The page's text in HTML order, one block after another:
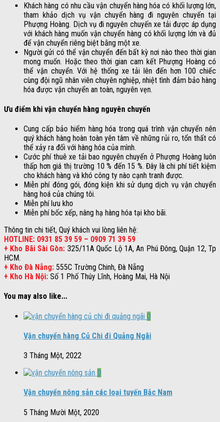
Khách hàng có nhu cầu vận chuyển hàng hóa có khối lượng lớn,
tham khảo dịch vụ vận chuyển hàng đi nguyên chuyến tại
Phượng Hoàng. Dịch vụ đi nguyên chuyến xe tải được áp dụng
với khách hàng muốn vận chuyển hàng có khối lượng lớn và đủ
để vận chuyển riêng biệt bằng một xe.
Người gửi có thể vận chuyển đến bất kỳ nơi nào theo thời gian
mong muốn. Hoặc theo thời gian cam kết Phượng Hoàng có
thể vận chuyển. Với hệ thống xe tải lên đến hơn 100 chiếc
cùng đội ngũ nhân viên chuyên nghiệp, nhiệt tình đảm bảo hàng
hóa được vận chuyển an toàn, nguyên vẹn.
Ưu điểm khi vận chuyển hàng nguyên chuyến
Cung cấp bảo hiểm hàng hóa trong quá trình vận chuyển nên
quý khách hàng hoàn toàn yên tâm về những rủi ro, tổn thất có
thể xảy ra đối với hàng hóa của mình.
Cước phí thuê xe tải bao nguyên chuyến ở Phượng Hoàng luôn
thấp hơn giá thị trường 10 % đến 15 %. Đây là chi phí tiết kiệm
cho khách hàng và khó công ty nào cạnh tranh được.
Miễn phí đóng gói, đóng kiện khi sử dụng dịch vụ vận chuyển
hàng hoá của chúng tôi.
Miễn phí lưu kho
Miễn phí bốc xếp, nâng hạ hàng hóa tại kho bãi.
Thông tin chi tiết, Quý khách vui lòng liên hệ:
HOTLINE: 0931 85 39 59 – 0909 71 39 59
+ Kho Bãi Sài Gòn: 325/11A Quốc Lộ 1A, An Phú Đông, Quận 12, Tp
HCM.
+ Kho Đà Nẵng: 555C Trường Chinh, Đà Nẵng
+ Kho Hà Nội: Số 1 Phố Thúy Lĩnh, Hoàng Mai, Hà Nội
You may also like...
0
Vận chuyển hàng Củ Chi đi Quảng Ngãi
3 Tháng Một, 2022
0
Vận chuyển nông sản các loại tuyến Bắc Nam
5 Tháng Mười Một, 2020